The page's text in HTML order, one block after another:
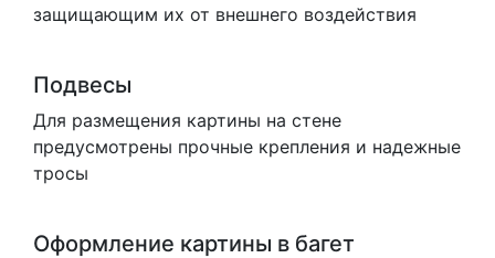
защищающим их от внешнего воздействия
Подвесы
Для размещения картины на стене
предусмотрены прочные крепления и надежные
тросы
Оформление картины в багет